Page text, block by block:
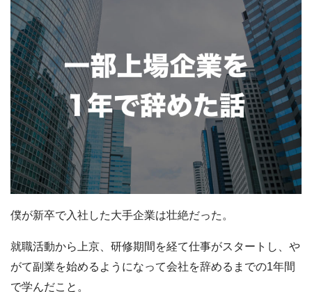
僕が新卒で入社した大手企業は壮絶だった。
就職活動から上京、研修期間を経て仕事がスタートし、や
がて副業を始めるようになって会社を辞めるまでの1年間
で学んだこと。